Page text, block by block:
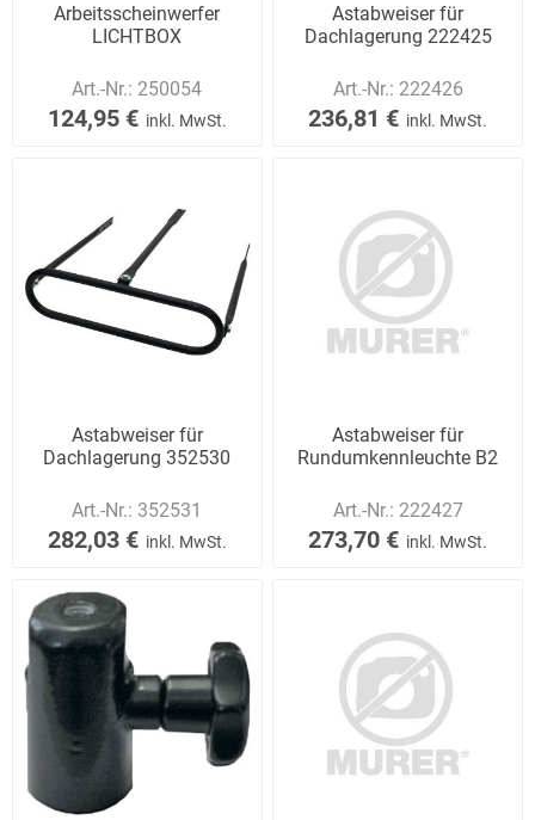
Arbeitsscheinwerfer
LICHTBOX
Art.-Nr.: 250054
124,95 € inkl. MwSt.
Astabweiser für
Dachlagerung 222425
Art.-Nr.: 222426
236,81 € inkl. MwSt.
Astabweiser für
Dachlagerung 352530
Art.-Nr.: 352531
282,03 € inkl. MwSt.
Astabweiser für
Rundumkennleuchte B2
Art.-Nr.: 222427
273,70 € inkl. MwSt.